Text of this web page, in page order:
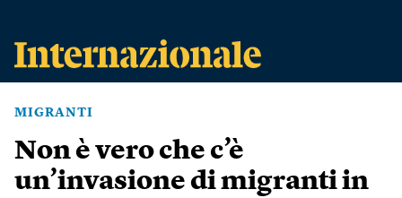
MIGRANTI
Non è vero che c’è
un’invasione di migranti in